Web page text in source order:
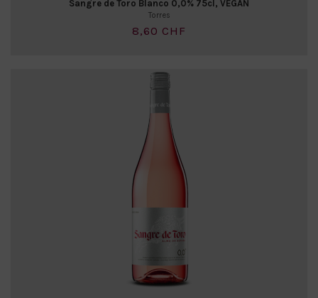
Sangre de Toro Blanco 0,0% 75cl, VEGAN
Torres
8,60 CHF